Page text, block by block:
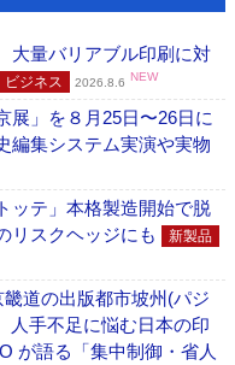
大量バリアブル印刷に対
ビジネス 2026.8.6 NEW
」を８月25日〜26日に
集システム実演や実物
テ」本格製造開始で脱
スクヘッジにも
新製品
畿道の出版都市坡州(パジ
手不足に悩む日本の印
が語る「集中制御・省人